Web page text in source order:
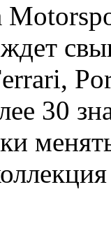
ждет
30